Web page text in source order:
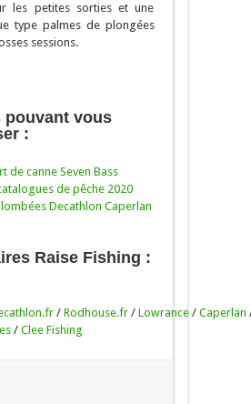
les petites sorties et une
type palmes de plongées
sessions.
pouvant vous
:
de canne Seven Bass
de pêche 2020
Decathlon Caperlan
Raise Fishing :
/ Rodhouse.fr/ Lowrance/ Caperlan
/ Clee Fishing